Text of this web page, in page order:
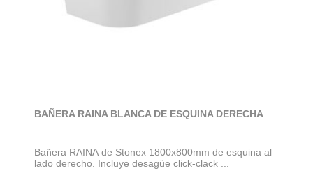
BAÑERA RAINA BLANCA DE ESQUINA DERECHA
Bañera RAINA de Stonex 1800x800mm de esquina al
lado derecho. Incluye desagüe click-clack ...